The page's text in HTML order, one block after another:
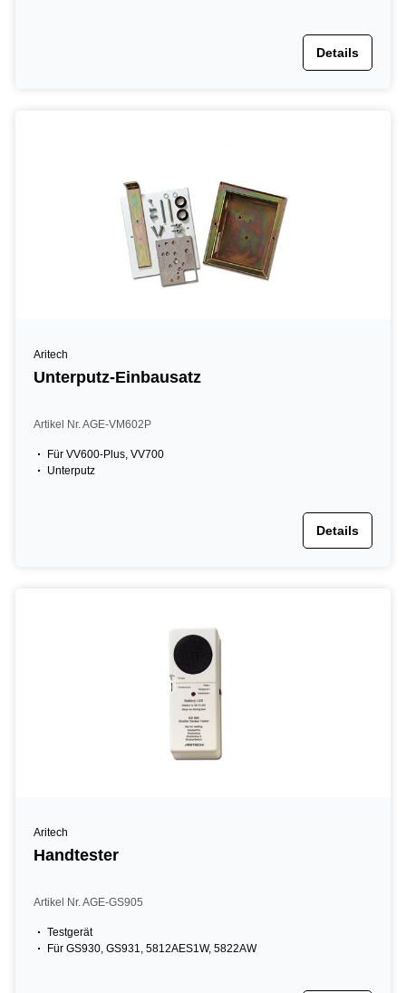
Details
Aritech
Unterputz-Einbausatz
Artikel Nr. AGE-VM602P
Für VV600-Plus, VV700
Unterputz
Details
Aritech
Handtester
Artikel Nr. AGE-GS905
Testgerät
Für GS930, GS931, 5812AES1W, 5822AW